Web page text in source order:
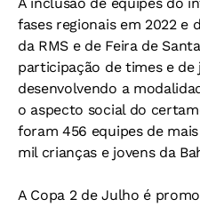
A inclusão de equipes do
fases regionais em 2022 e
da RMS e de Feira de
participação de times e de
desenvolvendo a
o aspecto social do
foram 456 equipes de
mil crianças e jovens da
A Copa 2 de Julho é